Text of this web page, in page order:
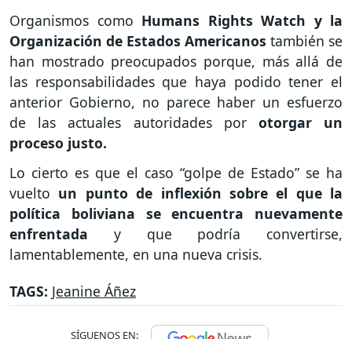
Organismos como Humans Rights Watch y la
Organización de Estados Americanos también se
han mostrado preocupados porque, más allá de
las responsabilidades que haya podido tener el
anterior Gobierno, no parece haber un esfuerzo
de las actuales autoridades porotorgar un
proceso justo.
Lo cierto es que el caso “golpe de Estado” se ha
vuelto un punto de inflexión sobre el que la
política boliviana se encuentra nuevamente
enfrentada y que podría convertirse,
lamentablemente, en una nueva crisis.
TAGS: Jeanine Áñez
SÍGUENOS EN: